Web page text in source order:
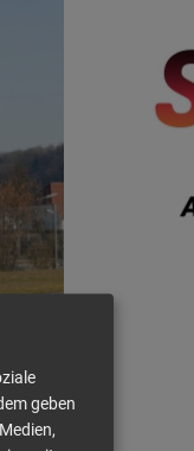
geben